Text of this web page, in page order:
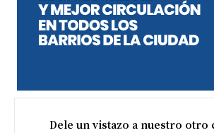
Dele un vistazo a nuestro otro